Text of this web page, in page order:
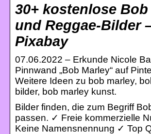
30+ kostenlose Bob
und Reggae-Bilder
Pixabay
07.06.2022 – Erkunde Nicole
Pinnwand „Bob Marley“ auf
Weitere Ideen zu bob marley,
bilder, bob marley kunst.
Bilder finden, die zum Begriff
passen. ✓ Freie kommerzielle
Keine Namensnennung ✓ Top